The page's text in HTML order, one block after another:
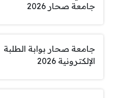
جامعة صحار 2026
جامعة صحار بوابة الطلبة
الإلكترونية 2026